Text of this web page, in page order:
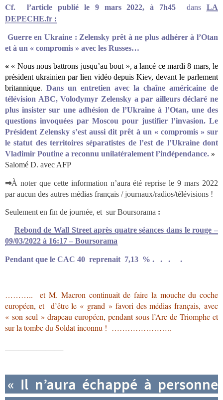
Cf. l’article publié le 9 mars 2022, à 7h45 dansLA
DEPECHE.fr :
Guerre en Ukraine : Zelensky prêt à ne plus adhérer à l’Otan
et à un « compromis » avec les Russes…
« « Nous nous battrons jusqu’au bout », a lancé ce mardi 8 mars, le
président ukrainien par lien vidéo depuis Kiev, devant le parlement
britannique. Dans un entretien avec la chaîne américaine de
télévision ABC, Volodymyr Zelensky a par ailleurs déclaré ne
plus insister sur une adhésion de l’Ukraine à l’Otan, une des
questions invoquées par Moscou pour justifier l’invasion. Le
Président Zelensky s’est aussi dit prêt à un « compromis » sur
le statut des territoires séparatistes de l’est de l’Ukraine dont
Vladimir Poutine a reconnu unilatéralement l’indépendance. »
Salomé D. avec AFP
⇒À noter que cette information n’aura été reprise le 9 mars 2022
par aucun des autres médias français / journaux/radios/télévisions !
Seulement en fin de journée, et sur Boursorama :
Rebond de Wall Street après quatre séances dans le rouge –
09/03/2022 à 16:17 – Boursorama
Pendant que le CAC 40 reprenait 7,13 % . . . .
……….. et M. Macron continuait de faire la mouche du coche
européen, et d’être le « grand » favori des médias français, avec
« son seul » drapeau européen, pendant sous l’Arc de Triomphe et
sur la tombe du Soldat inconnu ! …………………..
« Il n’aura échappé à personne